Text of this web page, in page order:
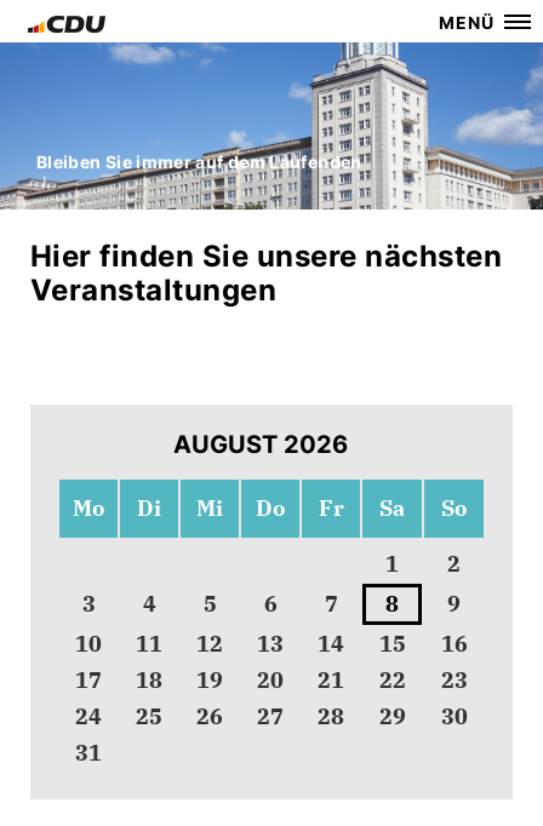
MENÜ
Bleiben Sie immer auf dem Laufenden
Hier finden Sie unsere nächsten
Veranstaltungen
AUGUST 2026
Mo Di Mi Do Fr Sa
So
1
2
3
4 5 6 7 8
9
10
11 12 13 14 15
16
17
18 19 20 21 22
23
24
25 26 27 28 29
30
31